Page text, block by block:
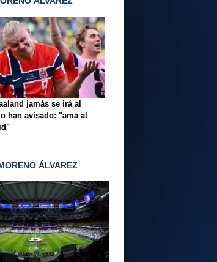
jamás se irá al
han avisado: "ama al
ÁLVAREZ